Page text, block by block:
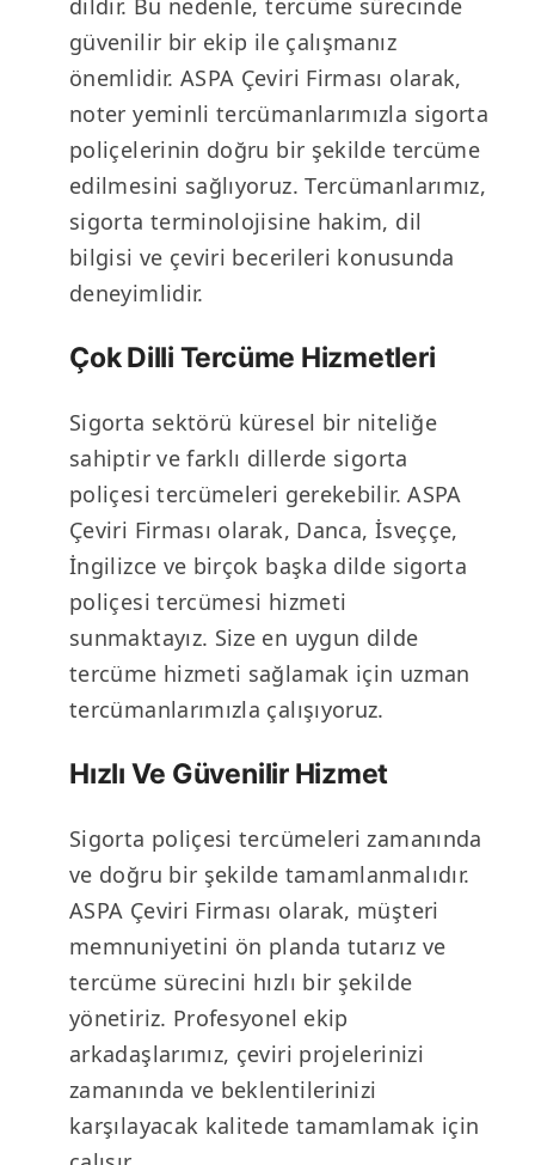
dildir. Bu nedenle, tercüme sürecinde
güvenilir bir ekip ile çalışmanız
önemlidir. ASPA Çeviri Firması olarak,
noter yeminli tercümanlarımızla sigorta
poliçelerinin doğru bir şekilde tercüme
edilmesini sağlıyoruz. Tercümanlarımız,
sigorta terminolojisine hakim, dil
bilgisi ve çeviri becerileri konusunda
deneyimlidir.
Çok Dilli Tercüme Hizmetleri
Sigorta sektörü küresel bir niteliğe
sahiptir ve farklı dillerde sigorta
poliçesi tercümeleri gerekebilir. ASPA
Çeviri Firması olarak, Danca, İsveççe,
İngilizce ve birçok başka dilde sigorta
poliçesi tercümesi hizmeti
sunmaktayız. Size en uygun dilde
tercüme hizmeti sağlamak için uzman
tercümanlarımızla çalışıyoruz.
Hızlı Ve Güvenilir Hizmet
Sigorta poliçesi tercümeleri zamanında
ve doğru bir şekilde tamamlanmalıdır.
ASPA Çeviri Firması olarak, müşteri
memnuniyetini ön planda tutarız ve
tercüme sürecini hızlı bir şekilde
yönetiriz. Profesyonel ekip
arkadaşlarımız, çeviri projelerinizi
zamanında ve beklentilerinizi
karşılayacak kalitede tamamlamak için